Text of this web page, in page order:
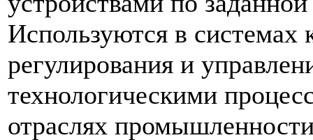
Используются в системах
регулирования и
технологическими
отраслях